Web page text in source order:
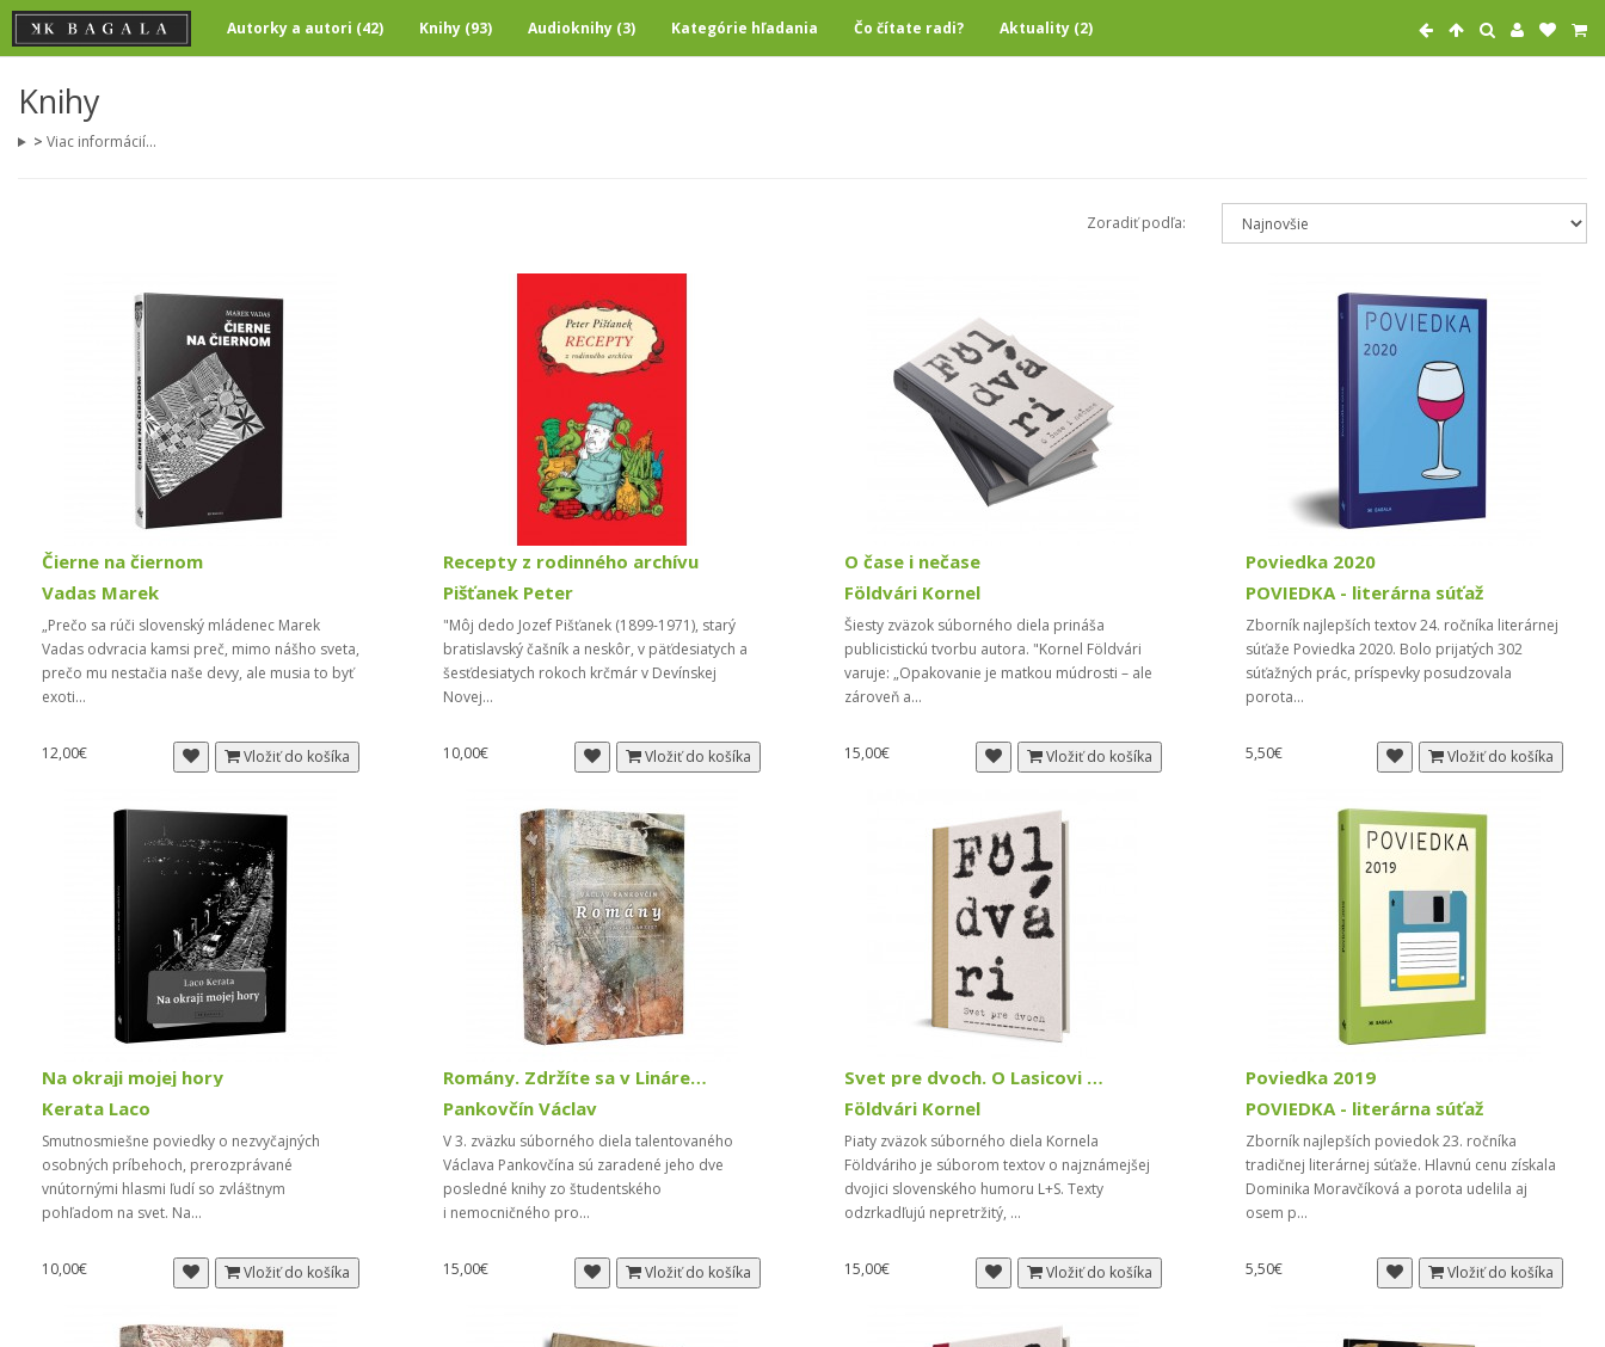
Autorky a autori (42) Knihy (93) Audioknihy (3) Kategórie hľadania Čo čítate radi? Aktuality (2)
Knihy
> Viac informácií...
Zoradiť podľa:
Čierne na čiernom
Vadas Marek
„Prečo sa rúči slovenský mládenec Marek
Vadas odvracia kamsi preč, mimo nášho sveta,
prečo mu nestačia naše devy, ale musia to byť
exoti...
12,00€ Vložiť do košíka
Recepty z rodinného archívu
Pišťanek Peter
"Môj dedo Jozef Pišťanek (1899-1971), starý
bratislavský čašník a neskôr, v päťdesiatych a
šesťdesiatych rokoch krčmár v Devínskej
Novej...
10,00€ Vložiť do košíka
O čase i nečase
Földvári Kornel
Šiesty zväzok súborného diela prináša
publicistickú tvorbu autora. "Kornel Földvári
varuje: „Opakovanie je matkou múdrosti – ale
zároveň a...
15,00€ Vložiť do košíka
Poviedka 2020
POVIEDKA - literárna súťaž
Zborník najlepších textov 24. ročníka literárnej
súťaže Poviedka 2020. Bolo prijatých 302
súťažných prác, príspevky posudzovala
porota...
5,50€ Vložiť do košíka
Na okraji mojej hory
Kerata Laco
Smutnosmiešne poviedky o nezvyčajných
osobných príbehoch, prerozprávané
vnútornými hlasmi ľudí so zvláštnym
pohľadom na svet. Na...
10,00€ Vložiť do košíka
Romány. Zdržíte sa v Linárese?
Pankovčín Václav
V 3. zväzku súborného diela talentovaného
Václava Pankovčína sú zaradené jeho dve
posledné knihy zo študentského
i nemocničného pro...
15,00€ Vložiť do košíka
Svet pre dvoch. O Lasicovi a Satinskom
Földvári Kornel
Piaty zväzok súborného diela Kornela
Földváriho je súborom textov o najznámejšej
dvojici slovenského humoru L+S. Texty
odzrkadľujú nepretržitý, ...
15,00€ Vložiť do košíka
Poviedka 2019
POVIEDKA - literárna súťaž
Zborník najlepších poviedok 23. ročníka
tradičnej literárnej súťaže. Hlavnú cenu získala
Dominika Moravčíková a porota udelila aj
osem p...
5,50€ Vložiť do košíka